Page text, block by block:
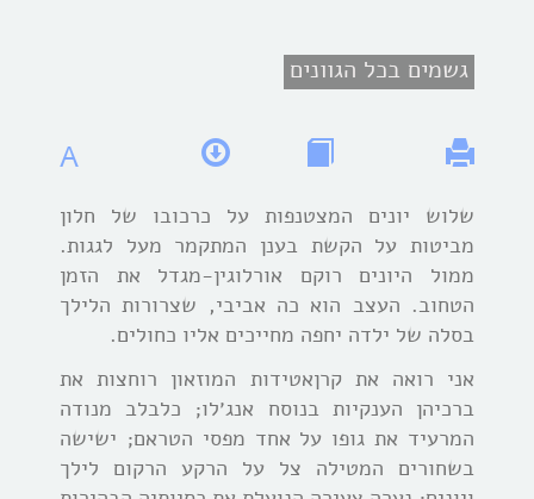
גשמים בכל הגוונים
A
שלוש יונים המצטנפות על כרכובו של חלון
מביטות על הקשת בענן המתקמר מעל לגגות.
ממול היונים רוקם אורלוגין-מגדל את הזמן
הטחוב. העצב הוא כה אביבי, שצרורות הלילך
בסלה של ילדה יחפה מחייכים אליו כחולים.
אני רואה את קרןאטידות המוזאון רוחצות את
ברכיהן הענקיות בנוסח אנג׳לו; כלבלב מנודה
המרעיד את גופו על אחד מפסי הטראם; ישישה
בשחורים המטילה צל על הרקע הרקום לילך